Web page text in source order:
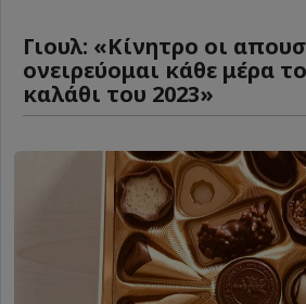
Γιουλ: «Κίνητρο οι
ονειρεύομαι κάθε μέρα
καλάθι του 2023»